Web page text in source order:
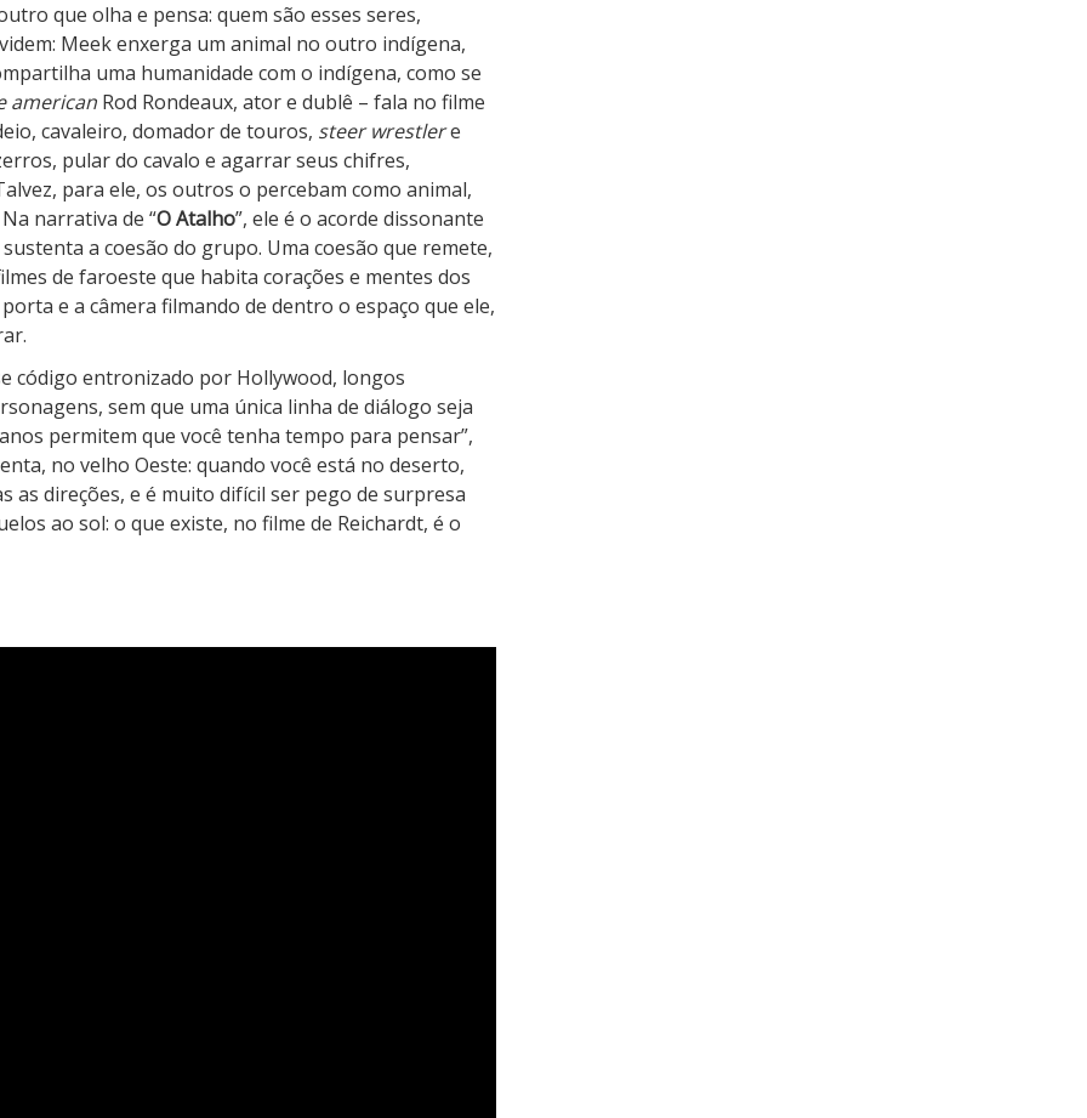
que olha e pensa: quem são esses seres,
Meek enxerga um animal no outro indígena,
uma humanidade com o indígena, como se
american Rod Rondeaux, ator e dublê – fala no filme
cavaleiro, domador de touros, steer wrestlere
pular do cavalo e agarrar seus chifres,
para ele, os outros o percebam como animal,
narrativa de “O Atalho”, ele é o acorde dissonante
a coesão do grupo. Uma coesão que remete,
de faroeste que habita corações e mentes dos
e a câmera filmando de dentro o espaço que ele,
código entronizado por Hollywood, longos
sem que uma única linha de diálogo seja
permitem que você tenha tempo para pensar”,
no velho Oeste: quando você está no deserto,
as direções, e é muito difícil ser pego de surpresa
ao sol: o que existe, no filme de Reichardt, é o